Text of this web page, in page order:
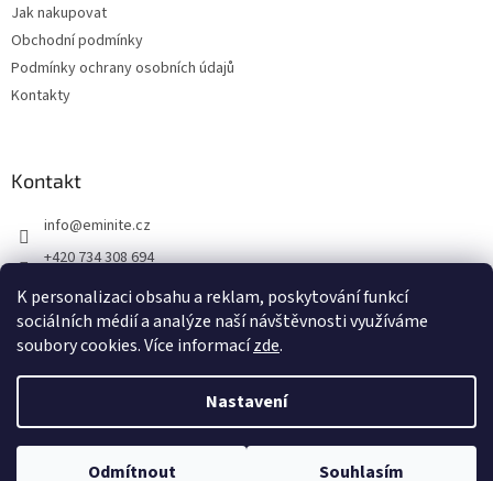
K personalizaci obsahu a reklam, poskytování funkcí
sociálních médií a analýze naší návštěvnosti využíváme
soubory cookies. Více informacízde.
Nastavení
Odmítnout Souhlasím
Jak nakupovat
Obchodní podmínky
Podmínky ochrany osobních údajů
Kontakty
Kontakt
info@eminite.cz
+420 734 308 694
Eminite.cz
Copyright 2026Eminite.cz. Všechna práva vyhrazena.Upravit